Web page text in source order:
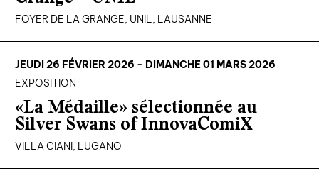
FOYER DE LA GRANGE, UNIL, LAUSANNE
JEUDI 26 FÉVRIER 2026 - DIMANCHE 01 MARS 2026
EXPOSITION
«La Médaille» sélectionnée au
Silver Swans of InnovaComiX
VILLA CIANI, LUGANO